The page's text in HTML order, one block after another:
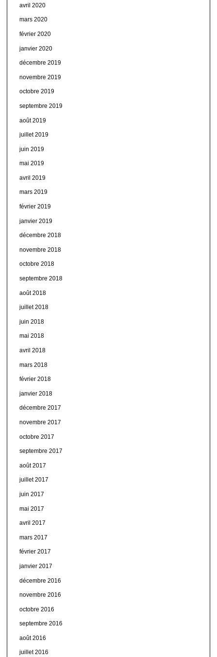
avril 2020
mars 2020
février 2020
janvier 2020
décembre 2019
novembre 2019
octobre 2019
septembre 2019
août 2019
juillet 2019
juin 2019
mai 2019
avril 2019
mars 2019
février 2019
janvier 2019
décembre 2018
novembre 2018
octobre 2018
septembre 2018
août 2018
juillet 2018
juin 2018
mai 2018
avril 2018
mars 2018
février 2018
janvier 2018
décembre 2017
novembre 2017
octobre 2017
septembre 2017
août 2017
juillet 2017
juin 2017
mai 2017
avril 2017
mars 2017
février 2017
janvier 2017
décembre 2016
novembre 2016
octobre 2016
septembre 2016
août 2016
juillet 2016